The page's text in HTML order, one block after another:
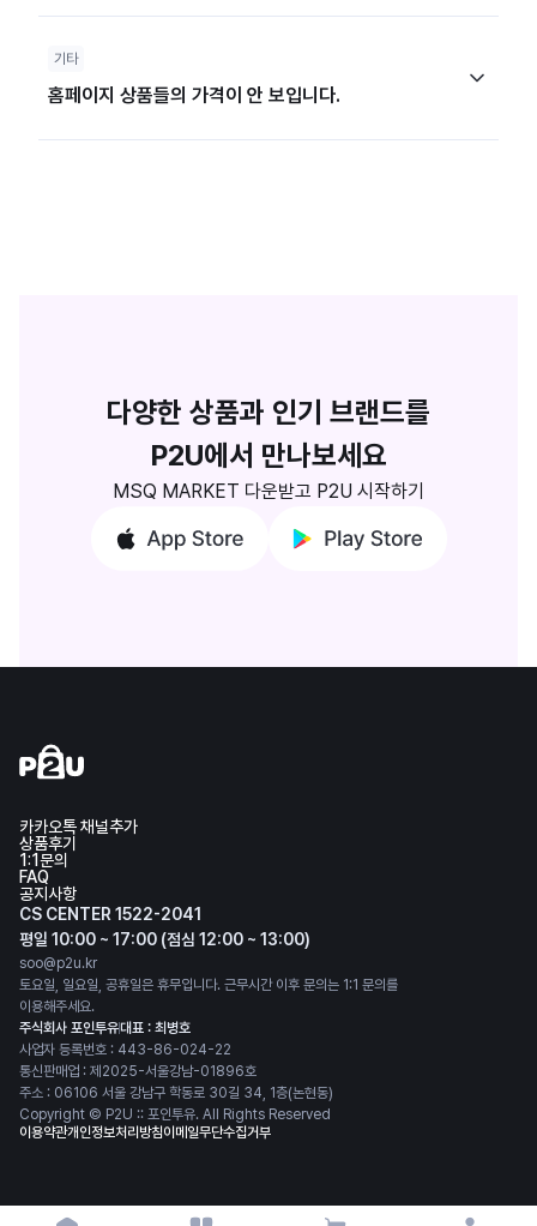
카카오톡 채널추가
상품후기
1:1문의
FAQ
공지사항
CS CENTER 1522-2041
평일 10:00 ~ 17:00 (점심 12:00 ~ 13:00)
soo@p2u.kr
토요일, 일요일, 공휴일은 휴무입니다. 근무시간 이후 문의는 1:1 문의를
이용해주세요.
주식회사 포인투유대표 : 최병호
사업자 등록번호 : 443-86-024-22
통신판매업 : 제2025-서울강남-01896호
주소 : 06106 서울 강남구 학동로 30길 34, 1층(논현동)
Copyright © P2U :: 포인투유. All Rights Reserved
이용약관개인정보처리방침이메일무단수집거부